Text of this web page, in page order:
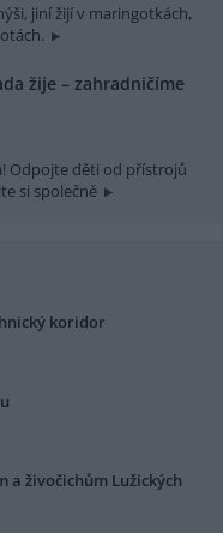
jiní žijí v maringotkách,
žije – zahradničíme
Odpojte děti od přístrojů
si společně
koridor
a živočichům Lužických